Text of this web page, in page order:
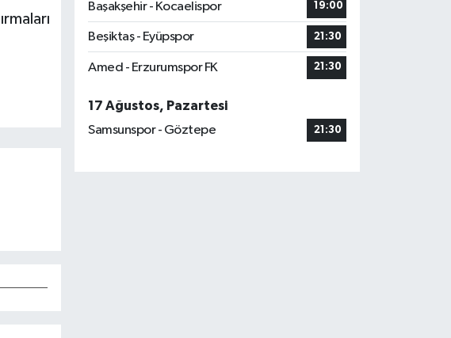
Başakşehir - Kocaelispor
19:00
Beşiktaş - Eyüpspor 21:30
Amed - Erzurumspor FK 21:30
17 Ağustos, Pazartesi
Samsunspor - Göztepe
21:30